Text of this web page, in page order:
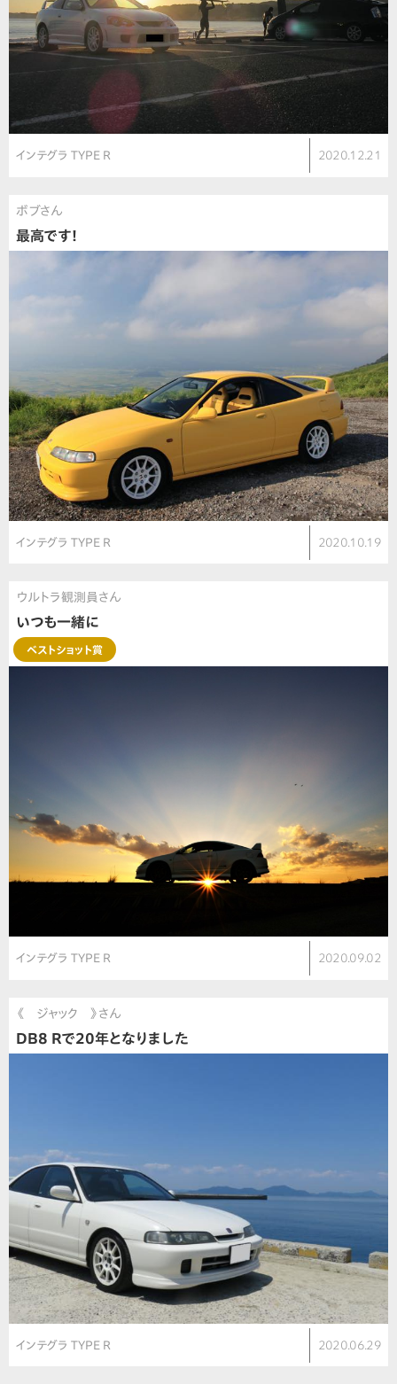
インテグラ TYPE R 2020.12.21
ボブさん
最高です！
インテグラ TYPE R 2020.10.19
ウルトラ観測員さん
いつも一緒に
ベストショット賞
インテグラ TYPE R 2020.09.02
《 ジャック 》さん
DB8 Rで20年となりました
インテグラ TYPE R 2020.06.29